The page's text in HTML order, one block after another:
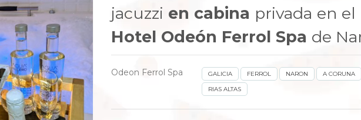
jacuzzi en cabina privada en el
Hotel Odeón Ferrol Spa de
Odeon Ferrol Spa GALICIA FERROL NARON
A CORUNA
RIAS ALTAS